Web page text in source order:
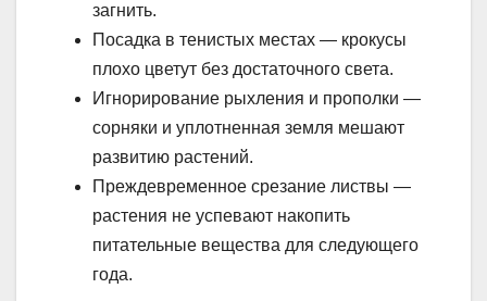
загнить.
Посадка в тенистых местах — крокусы
плохо цветут без достаточного света.
Игнорирование рыхления и прополки —
сорняки и уплотненная земля мешают
развитию растений.
Преждевременное срезание листвы —
растения не успевают накопить
питательные вещества для следующего
года.